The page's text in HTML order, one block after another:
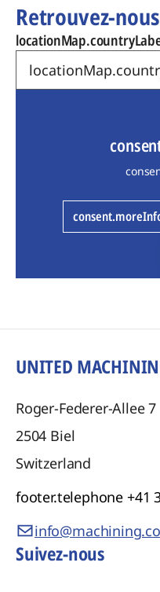
Retrouvez-
UNITED
Roger-Federer-Allee 7
2504 Biel
Switzerland
footer.telephone +41
Suivez-nous